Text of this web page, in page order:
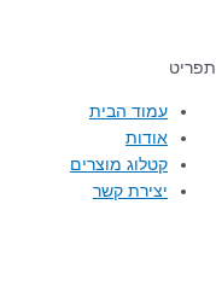
תפריט
עמוד הבית
אודות
קטלוג מוצרים
יצירת קשר